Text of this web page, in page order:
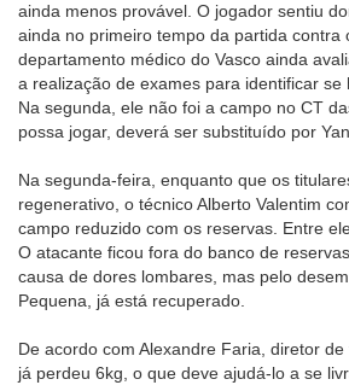
ainda menos provável. O jogador sentiu
ainda no primeiro tempo da partida contra
departamento médico do Vasco ainda
a realização de exames para identificar se
Na segunda, ele não foi a campo no CT
possa jogar, deverá ser substituído por
Na segunda-feira, enquanto que os
regenerativo, o técnico Alberto Valentim
campo reduzido com os reservas. Entre
O atacante ficou fora do banco de
causa de dores lombares, mas pelo
Pequena, já está recuperado.
De acordo com Alexandre Faria, diretor
já perdeu 6kg, o que deve ajudá-lo a se